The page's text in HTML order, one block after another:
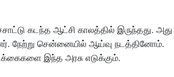
கடந்த ஆட்சி காலத்தில் இருந்தது. அது
நேற்று சென்னையில் ஆய்வு நடத்தினோம்.
இந்த அரசு எடுக்கும்.